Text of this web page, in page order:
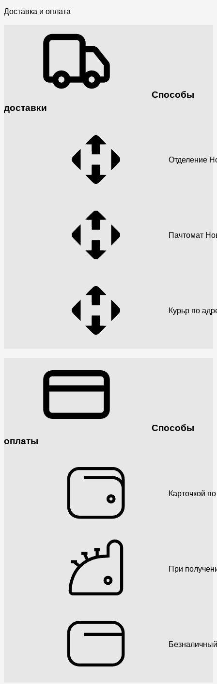
Доставка и оплата
Способы
доставки
Отделение
Пачтомат
Курьр по
Способы
оплаты
Карточкой
При